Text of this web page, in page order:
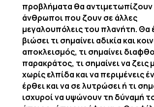
προβλήματα θα αντιμετωπίζουν
άνθρωποι που ζουν σε άλλες
μεγαλουπόλεις του πλανήτη. Θα
βιώσει τι σημαίνει αδικία και
αποκλεισμός, τι σημαίνει
παρακράτος, τι σημαίνει να ζεις
χωρίς ελπίδα και να περιμένεις
έρθει και να σε λυτρώσει ή τι
ισχυροί να υψώνουν τη δύναμή